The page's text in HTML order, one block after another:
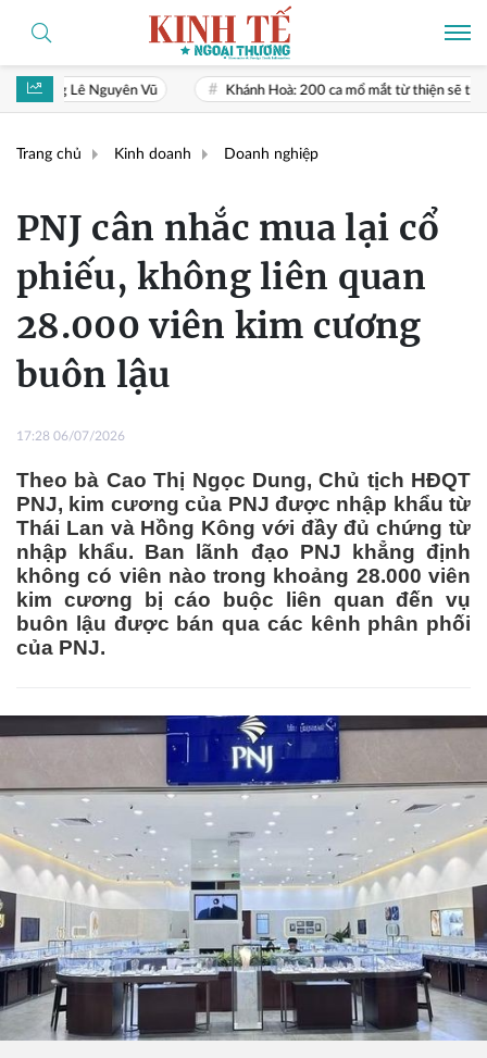
Khánh Hoà: 200 ca mổ mắt từ thiện sẽ thực hiện vào tháng 10/
Trang chủ Kinh doanh Doanh nghiệp
PNJ cân nhắc mua lại cổ
phiếu, không liên quan
28.000 viên kim cương
buôn lậu
17:28 06/07/2026
Theo bà Cao Thị Ngọc Dung, Chủ tịch HĐQT
PNJ, kim cương của PNJ được nhập khẩu từ
Thái Lan và Hồng Kông với đầy đủ chứng từ
nhập khẩu. Ban lãnh đạo PNJ khẳng định
không có viên nào trong khoảng 28.000 viên
kim cương bị cáo buộc liên quan đến vụ
buôn lậu được bán qua các kênh phân phối
của PNJ.